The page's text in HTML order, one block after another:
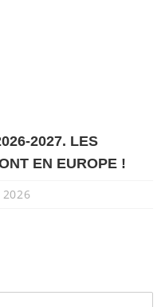
2027. LES
EN EUROPE !